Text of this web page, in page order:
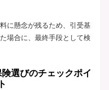
に懸念が残るため、引受基
場合に、最終手段として検
選びのチェックポイ